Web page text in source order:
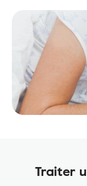
Traiter